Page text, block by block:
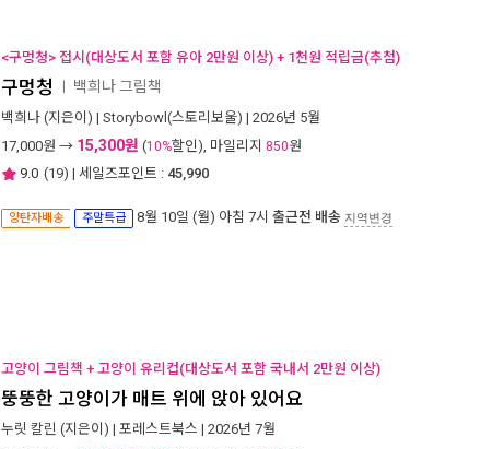
<구멍청> 접시(대상도서 포함 유아 2만원 이상) + 1천원 적립금(추첨)
구멍청 백희나 그림책
백희나 (지은이) | Storybowl(스토리보울) | 2026년 5월
17,000원 → 15,300원 (10%할인), 마일리지 850원
9.0 (19) | 세일즈포인트 : 45,990
양탄자배송 주말특급 8월 10일 (월) 아침 7시 출근전 배송 지역변경
고양이 그림책 + 고양이 유리컵(대상도서 포함 국내서 2만원 이상)
뚱뚱한 고양이가 매트 위에 앉아 있어요
누릿 칼린 (지은이) | 포레스트북스 | 2026년 7월